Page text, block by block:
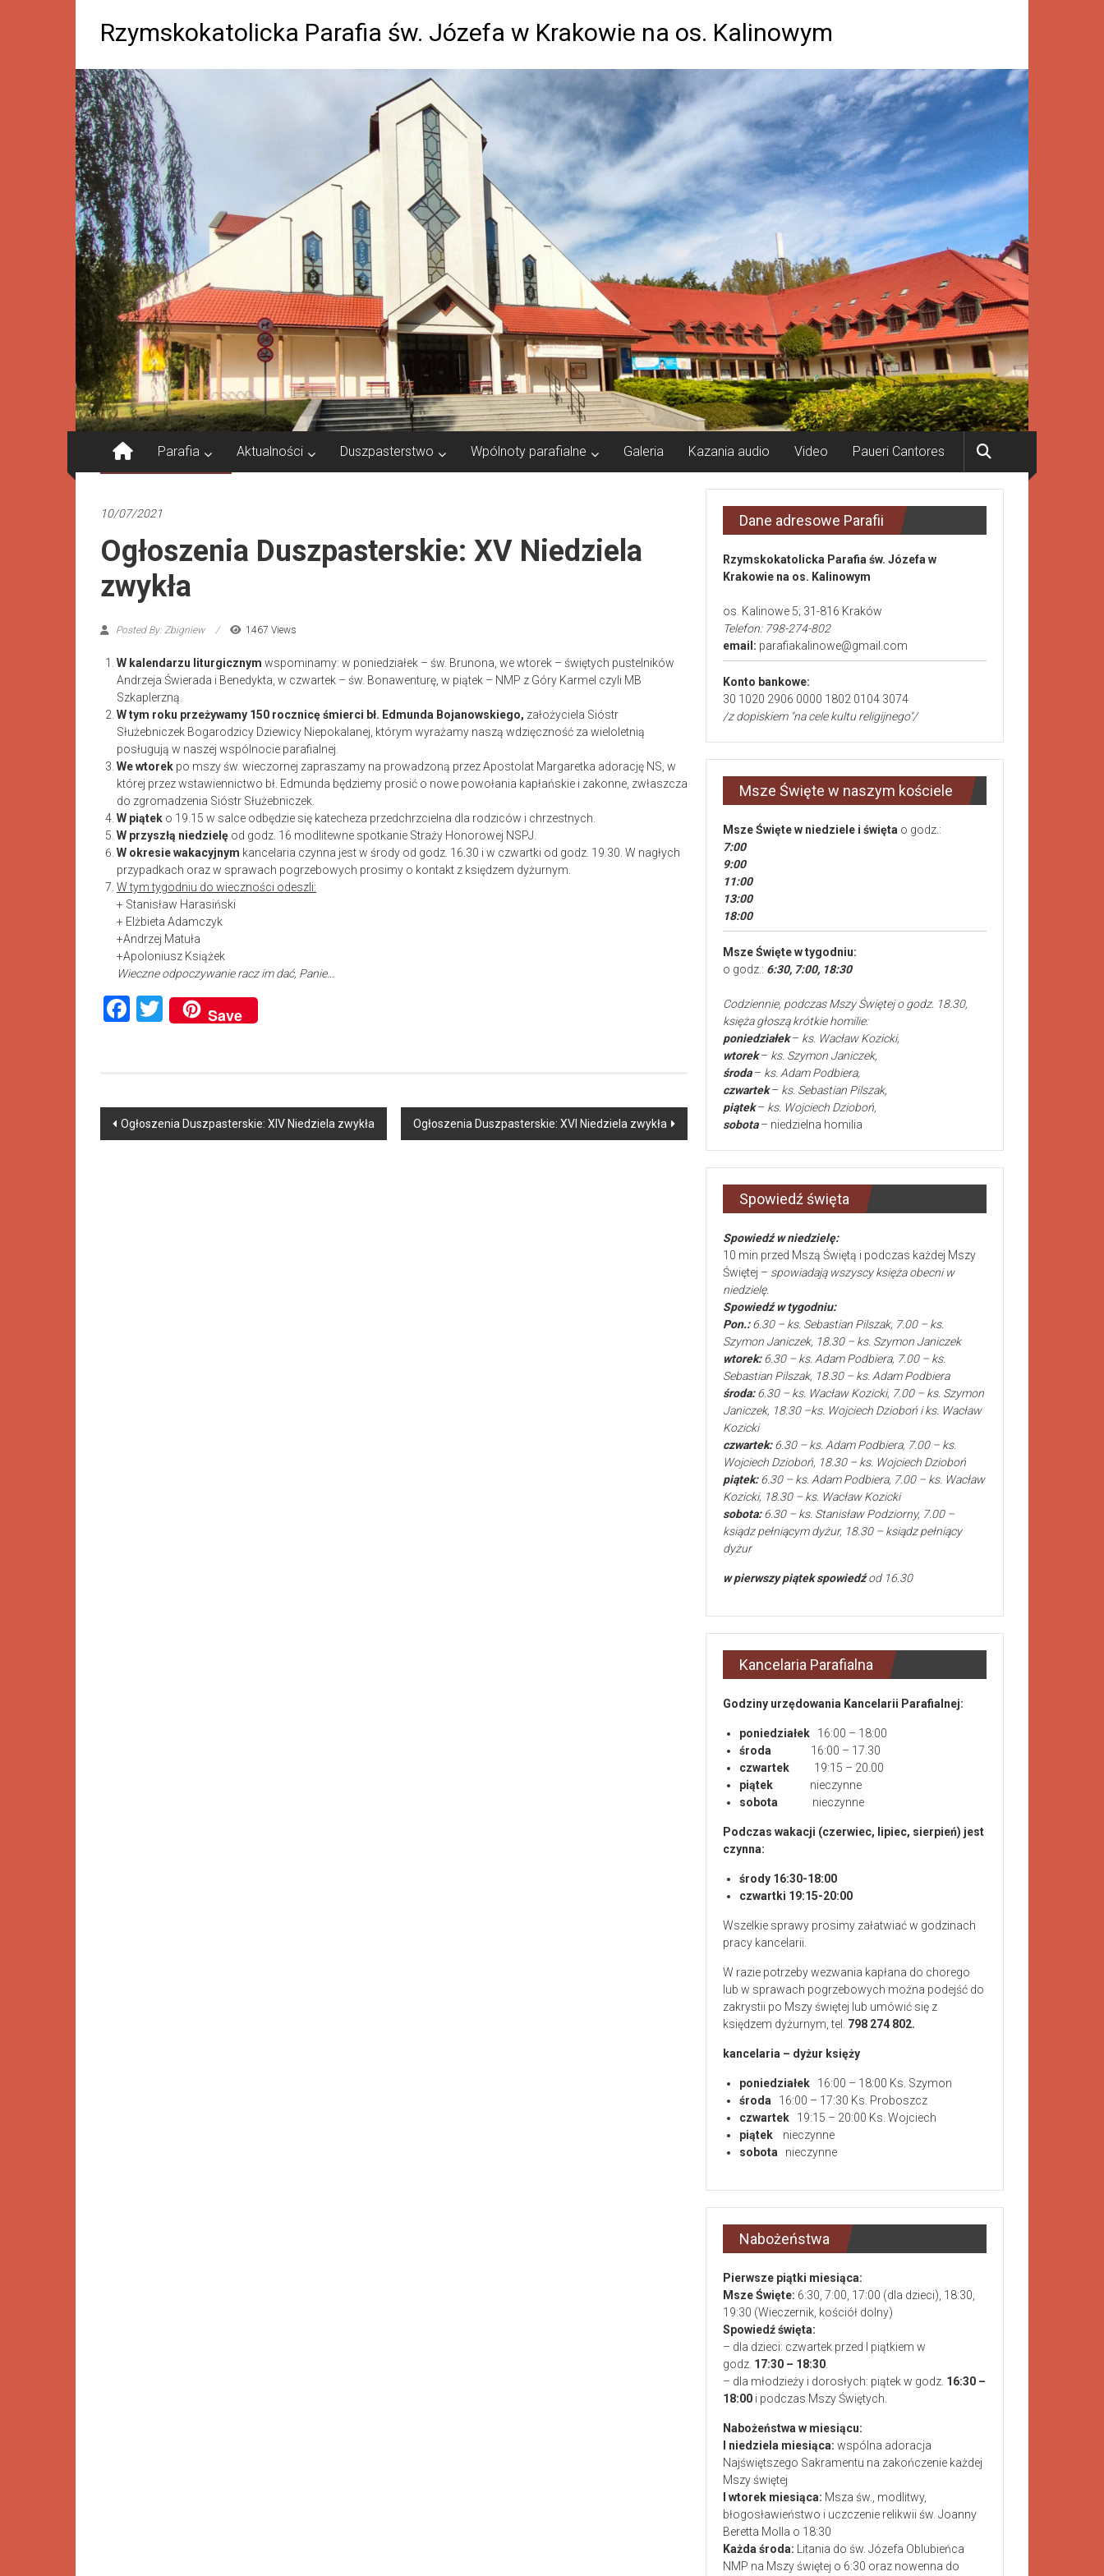
Rzymskokatolicka Parafia św. Józefa w Krakowie na os. Kalinowym
Parafia Aktualności Duszpasterstwo Wpólnoty parafialne Galeria Kazania audio Video Paueri Cantores
10/07/2021
Ogłoszenia Duszpasterskie: XV Niedziela
zwykła
Posted By: Zbigniew 1467 Views
W kalendarzu liturgicznym wspominamy: w poniedziałek – św. Brunona, we wtorek – świętych pustelników
Andrzeja Świerada i Benedykta, w czwartek – św. Bonawenturę, w piątek – NMP z Góry Karmel czyli MB
Szkaplerzną.
W tym roku przeżywamy 150 rocznicę śmierci bł. Edmunda Bojanowskiego, założyciela Sióstr
Służebniczek Bogarodzicy Dziewicy Niepokalanej, którym wyrażamy naszą wdzięczność za wieloletnią
posługują w naszej wspólnocie parafialnej.
We wtorek po mszy św. wieczornej zapraszamy na prowadzoną przez Apostolat Margaretka adorację NS, w
której przez wstawiennictwo bł. Edmunda będziemy prosić o nowe powołania kapłańskie i zakonne, zwłaszcza
do zgromadzenia Sióstr Służebniczek.
W piątek o 19.15 w salce odbędzie się katecheza przedchrzcielna dla rodziców i chrzestnych.
W przyszłą niedzielę od godz. 16 modlitewne spotkanie Straży Honorowej NSPJ.
W okresie wakacyjnym kancelaria czynna jest w środy od godz. 16.30 i w czwartki od godz. 19.30. W nagłych
przypadkach oraz w sprawach pogrzebowych prosimy o kontakt z księdzem dyżurnym.
W tym tygodniu do wieczności odeszli:
+ Stanisław Harasiński
+ Elżbieta Adamczyk
+Andrzej Matuła
+Apoloniusz Książek
Wieczne odpoczywanie racz im dać, Panie…
Facebook
Twitter
Save
Ogłoszenia Duszpasterskie: XIV Niedziela zwykła Ogłoszenia Duszpasterskie: XVI Niedziela zwykła
Dane adresowe Parafii
Rzymskokatolicka Parafia św. Józefa w
Krakowie na os. Kalinowym
os. Kalinowe 5; 31-816 Kraków
Telefon: 798-274-802
email: parafiakalinowe@gmail.com
Konto bankowe:
30 1020 2906 0000 1802 0104 3074
/z dopiskiem "na cele kultu religijnego"/
Msze Święte w naszym kościele
Msze Świętew niedziele i święta o godz.:
7:00
9:00
11:00
13:00
18:00
Msze Święte w tygodniu:
o godz.: 6:30, 7:00, 18:30
Codziennie, podczas Mszy Świętej o godz. 18.30,
księża głoszą krótkie homilie:
poniedziałek– ks. Wacław Kozicki,
wtorek– ks. Szymon Janiczek,
środa– ks. Adam Podbiera,
czwartek– ks. Sebastian Pilszak,
piątek– ks. Wojciech Dzioboń,
sobota– niedzielna homilia
Spowiedź święta
Spowiedź w niedzielę:
10 min przed Mszą Świętą i podczas każdej Mszy
Świętej – spowiadają wszyscy księża obecni w
niedzielę.
Spowiedź w tygodniu:
Pon.:6.30 – ks. Sebastian Pilszak, 7.00 – ks.
Szymon Janiczek, 18.30 – ks. Szymon Janiczek
wtorek:6.30 – ks. Adam Podbiera, 7.00 – ks.
Sebastian Pilszak, 18.30 – ks. Adam Podbiera
środa:6.30 – ks. Wacław Kozicki, 7.00 – ks. Szymon
Janiczek, 18.30 –ks. Wojciech Dzioboń i ks. Wacław
Kozicki
czwartek:6.30 – ks. Adam Podbiera, 7.00 – ks.
Wojciech Dzioboń, 18.30 – ks. Wojciech Dzioboń
piątek:6.30 – ks. Adam Podbiera, 7.00 – ks. Wacław
Kozicki, 18.30 – ks. Wacław Kozicki
sobota:6.30 – ks. Stanisław Podziorny, 7.00 –
ksiądz pełniącym dyżur, 18.30 – ksiądz pełniący
dyżur
w pierwszy piątek spowiedźod 16.30
Kancelaria Parafialna
Godziny urzędowania Kancelarii Parafialnej:
poniedziałek
16:00 – 18:00
środa
16:00 – 17.30
czwartek 19:15 – 20.00
piątek
nieczynne
sobota nieczynne
Podczas wakacji (czerwiec, lipiec, sierpień) jest
czynna:
środy 16:30-18:00
czwartki 19:15-20:00
Wszelkie sprawy prosimy załatwiać w godzinach
pracy kancelarii.
W razie potrzeby wezwania kapłana do chorego
lub w sprawach pogrzebowych można podejść do
zakrystii po Mszy świętej lub umówić się z
księdzem dyżurnym, tel.
798 274 802.
kancelaria – dyżur księży
poniedziałek 16:00 – 18:00 Ks. Szymon
środa 16:00 – 17:30 Ks. Proboszcz
czwartek 19:15 – 20:00 Ks. Wojciech
piątek
nieczynne
sobota nieczynne
Nabożeństwa
Pierwsze piątki miesiąca:
Msze Święte: 6:30, 7:00, 17:00 (dla dzieci), 18:30,
19:30 (Wieczernik, kościół dolny)
Spowiedź święta:
– dla dzieci: czwartek przed I piątkiem w
godz. 17:30 – 18:30
– dla młodzieży i dorosłych: piątek w godz. 16:30 –
18:00 i podczas Mszy Świętych.
Nabożeństwa w miesiącu:
I niedziela miesiąca: wspólna adoracja
Najświętszego Sakramentu na zakończenie każdej
Mszy świętej
I wtorek miesiąca: Msza św., modlitwy,
błogosławieństwo i uczczenie relikwii św. Joanny
Beretta Molla o 18:30
Każda środa: Litania do św. Józefa Oblubieńca
NMP na Mszy świętej o 6:30 oraz nowenna do